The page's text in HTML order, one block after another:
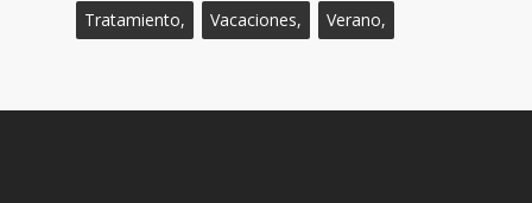
Tratamiento,
Vacaciones, Verano,